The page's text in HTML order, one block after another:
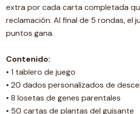
extra por cada carta completada
reclamación. Al final de 5 rondas, el
puntos gana.
Contenido:
• 1 tablero de juego
• 20 dados personalizados de
• 8 losetas de genes parentales
• 50 cartas de plantas del guisante